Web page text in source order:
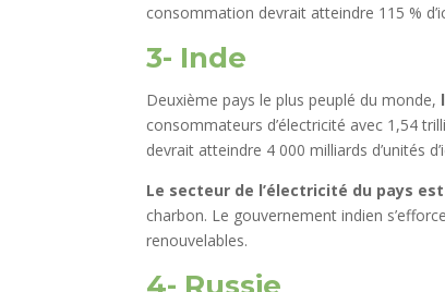
consommation devrait atteindre 115 %
3- Inde
Deuxième pays le plus peuplé du monde,
consommateurs d’électricité avec 1,54
devrait atteindre 4 000 milliards d’unités
Le secteur de l’électricité du pays
charbon. Le gouvernement indien
renouvelables.